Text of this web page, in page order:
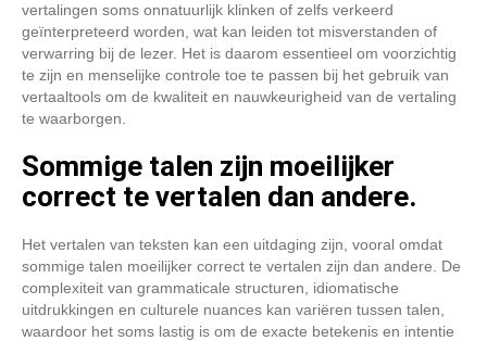
vertalingen soms onnatuurlijk klinken of zelfs verkeerd
geïnterpreteerd worden, wat kan leiden tot misverstanden of
verwarring bij de lezer. Het is daarom essentieel om voorzichtig
te zijn en menselijke controle toe te passen bij het gebruik van
vertaaltools om de kwaliteit en nauwkeurigheid van de vertaling
te waarborgen.
Sommige talen zijn moeilijker
correct te vertalen dan andere.
Het vertalen van teksten kan een uitdaging zijn, vooral omdat
sommige talen moeilijker correct te vertalen zijn dan andere. De
complexiteit van grammaticale structuren, idiomatische
uitdrukkingen en culturele nuances kan variëren tussen talen,
waardoor het soms lastig is om de exacte betekenis en intentie